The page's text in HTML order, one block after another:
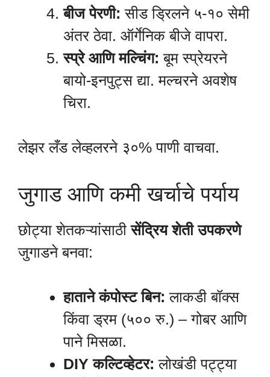
बीज पेरणी: सीड ड्रिलने ५-१० सेमी
अंतर ठेवा. ऑर्गेनिक बीजे वापरा.
स्प्रे आणि मल्चिंग: बूम स्प्रेयरने
बायो-इनपुट्स द्या. मल्चरने अवशेष
चिरा.
लेझर लँड लेव्हलरने ३०% पाणी वाचवा.
जुगाड आणि कमी खर्चाचे पर्याय
छोट्या शेतकऱ्यांसाठीसेंद्रिय शेती उपकरणे
जुगाडने बनवा:
हाताने कंपोस्ट बिन: लाकडी बॉक्स
किंवा ड्रम (५०० रु.) – गोबर आणि
पाने मिसळा.
DIY कल्टिव्हेटर: लोखंडी पट्ट्या